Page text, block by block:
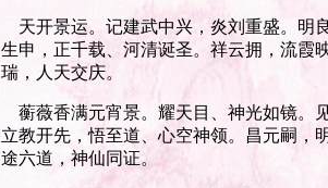
天开景运。记建武中兴，炎刘重盛。明
生申，正千载、河清诞圣。祥云拥，流霞
瑞，人天交庆。
蘅薇香满元宵景。耀天目、神光如镜。
立教开先，悟至道、心空神领。昌元嗣，
途六道，神仙同证。